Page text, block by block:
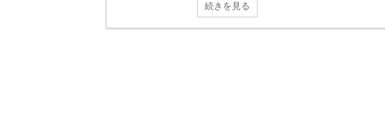
続きを見る